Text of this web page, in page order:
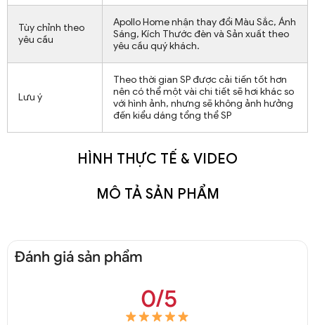
Tùy chỉnh theo
yêu cầu
Apollo Home nhận thay đổi Màu Sắc, Ánh
Sáng, Kích Thước đèn và Sản xuất theo
yêu cầu quý khách.
Lưu ý
Theo thời gian SP được cải tiến tốt hơn
nên có thể một vài chi tiết sẽ hơi khác so
với hình ảnh, nhưng sẽ không ảnh hưởng
đến kiểu dáng tổng thể SP
HÌNH THỰC TẾ & VIDEO
MÔ TẢ SẢN PHẨM
Đánh giá sản phẩm
0/5